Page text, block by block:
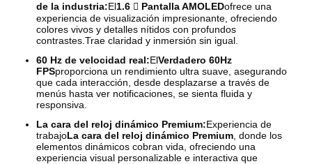
de la industria:El1.6  Pantalla AMOLEDofrece una
experiencia de visualización impresionante, ofreciendo
colores vivos y detalles nítidos con profundos
contrastes.Trae claridad y inmersión sin igual.
60 Hz de velocidad real:ElVerdadero 60Hz
FPSproporciona un rendimiento ultra suave, asegurando
que cada interacción, desde desplazarse a través de
menús hasta ver notificaciones, se sienta fluida y
responsiva.
La cara del reloj dinámico Premium:Experiencia de
trabajoLa cara del reloj dinámico Premium , donde los
elementos dinámicos cobran vida, ofreciendo una
experiencia visual personalizable e interactiva que